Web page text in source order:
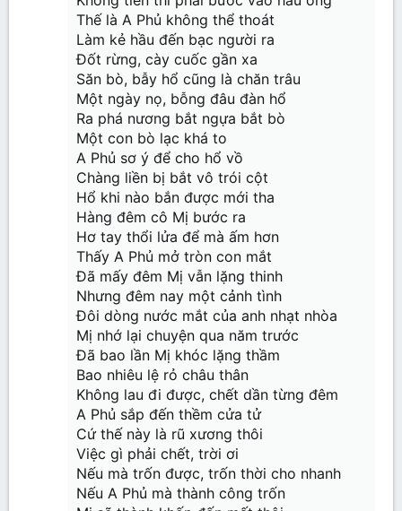
Thế là A Phủ không thể thoát
Làm kẻ hầu đến bạc người ra
Đốt rừng, cày cuốc gần xa
Săn bò, bẫy hổ cũng là chăn trâu
Một ngày nọ, bỗng đâu đàn hổ
Ra phá nương bắt ngựa bắt bò
Một con bò lạc khá to
A Phủ sơ ý để cho hổ vồ
Chàng liền bị bắt vô trói cột
Hổ khi nào bắn được mới tha
Hàng đêm cô Mị bước ra
Hơ tay thổi lửa để mà ấm hơn
Thấy A Phủ mở tròn con mắt
Đã mấy đêm Mị vẫn lặng thinh
Nhưng đêm nay một cảnh tình
Đôi dòng nước mắt của anh nhạt nhòa
Mị nhớ lại chuyện qua năm trước
Đã bao lần Mị khóc lặng thầm
Bao nhiêu lệ rỏ châu thân
Không lau đi được, chết dần từng đêm
A Phủ sắp đến thềm cửa tử
Cứ thế này là rũ xương thôi
Việc gì phải chết, trời ơi
Nếu mà trốn được, trốn thời cho nhanh
Nếu A Phủ mà thành công trốn